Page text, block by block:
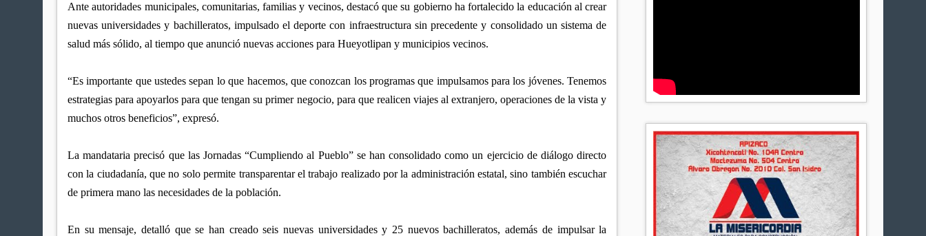
Ante autoridades municipales, comunitarias, familias y vecinos, destacó que su gobierno ha fortalecido la educación al crear
nuevas universidades y bachilleratos, impulsado el deporte con infraestructura sin precedente y consolidado un sistema de
salud más sólido, al tiempo que anunció nuevas acciones para Hueyotlipan y municipios vecinos.
“Es importante que ustedes sepan lo que hacemos, que conozcan los programas que impulsamos para los jóvenes. Tenemos
estrategias para apoyarlos para que tengan su primer negocio, para que realicen viajes al extranjero, operaciones de la vista y
muchos otros beneficios”, expresó.
La mandataria precisó que las Jornadas “Cumpliendo al Pueblo” se han consolidado como un ejercicio de diálogo directo
con la ciudadanía, que no solo permite transparentar el trabajo realizado por la administración estatal, sino también escuchar
de primera mano las necesidades de la población.
En su mensaje, detalló que se han creado seis nuevas universidades y 25 nuevos bachilleratos, además de impulsar la